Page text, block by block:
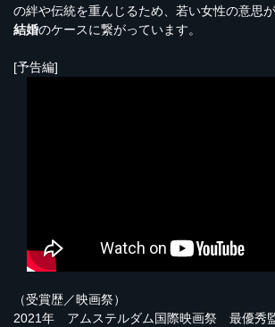
の絆や伝統を重んじるため、若い女性の意思
結婚のケースに繋がっています。
[予告編]
（受賞歴／映画祭）
2021年 アムステルダム国際映画祭 最優秀